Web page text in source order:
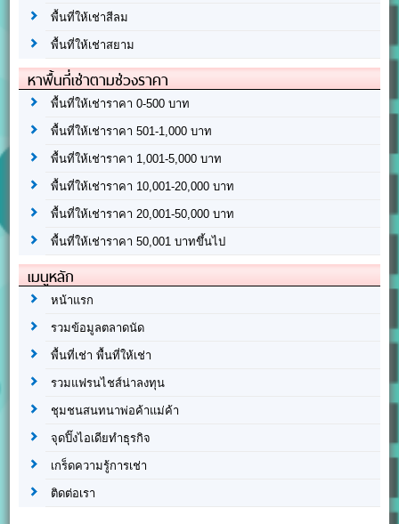
พื้นที่ให้เช่าสีลม
พื้นที่ให้เช่าสยาม
หาพื้นที่เช่าตามช่วงราคา
พื้นที่ให้เช่าราคา 0-500 บาท
พื้นที่ให้เช่าราคา 501-1,000 บาท
พื้นที่ให้เช่าราคา 1,001-5,000 บาท
พื้นที่ให้เช่าราคา 10,001-20,000 บาท
พื้นที่ให้เช่าราคา 20,001-50,000 บาท
พื้นที่ให้เช่าราคา 50,001 บาทขึ้นไป
เมนูหลัก
หน้าแรก
รวมข้อมูลตลาดนัด
พื้นที่เช่า พื้นที่ให้เช่า
รวมแฟรนไชส์น่าลงทุน
ชุมชนสนทนาพ่อค้าแม่ค้า
จุดปิ๊งไอเดียทำธุรกิจ
เกร็ดความรู้การเช่า
ติดต่อเรา